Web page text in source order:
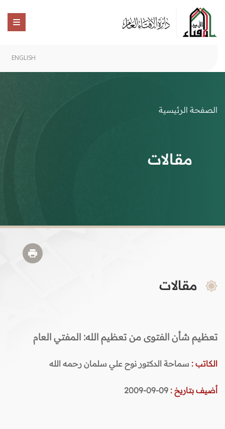
ENGLISH
الصفحة الرئيسية
مقالات
مقالات
تعظيم شأن الفتوى من تعظيم الله: المفتي العام
الكاتب : سماحة الدكتور نوح علي سلمان رحمه الله
أضيف بتاريخ : 09-09-2009